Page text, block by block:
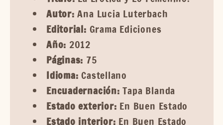
Autor: Ana Lucia Luterbach
Editorial: Grama Ediciones
Año: 2012
Páginas: 75
Idioma: Castellano
Encuadernación: Tapa Blanda
Estado exterior: En Buen Estado
Estado interior: En Buen Estado